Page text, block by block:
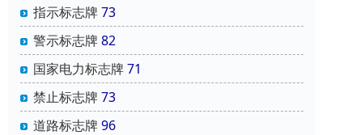
指示标志牌73
警示标志牌82
国家电力标志牌71
禁止标志牌73
道路标志牌96